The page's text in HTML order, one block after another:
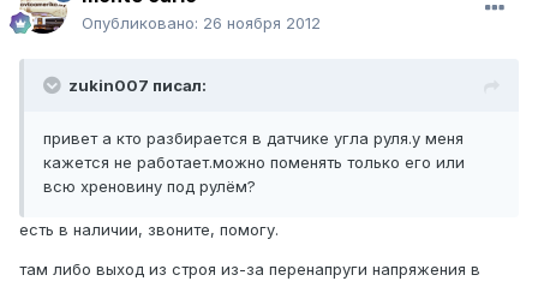
Опубликовано: 26 ноября 2012
zukin007 писал:
привет а кто разбирается в датчике угла руля.у меня
кажется не работает.можно поменять только его или
всю хреновину под рулём?
есть в наличии, звоните, помогу.
там либо выход из строя из-за перенапруги напряжения в